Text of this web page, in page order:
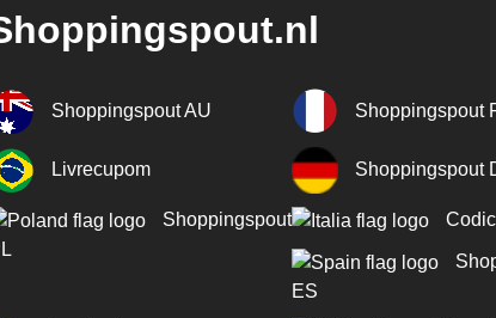
Shoppingspout AU Shoppingspout
Livrecupom Shoppingspout
Shoppingspout
ES